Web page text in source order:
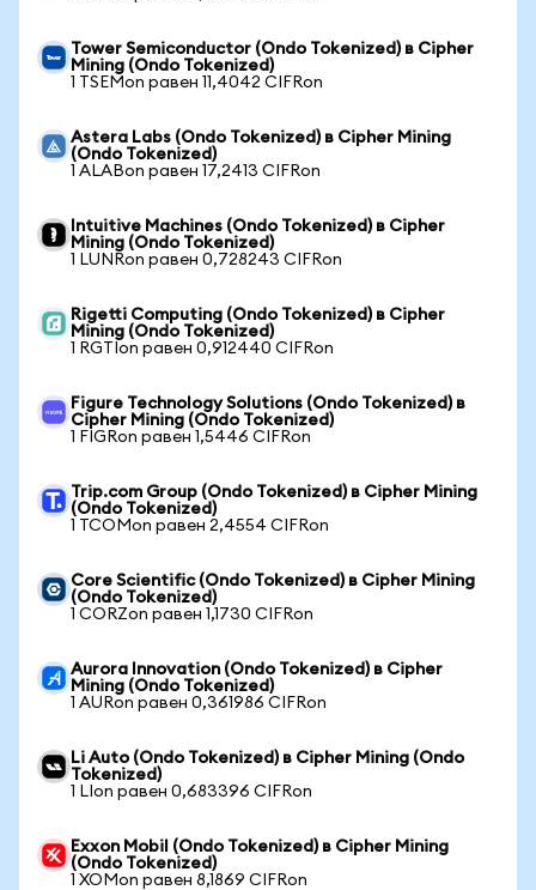
Tower Semiconductor (Ondo Tokenized) в Cipher
Mining (Ondo Tokenized)
1 TSEMon равен 11,4042 CIFRon
Astera Labs (Ondo Tokenized) в Cipher Mining
(Ondo Tokenized)
1 ALABon равен 17,2413 CIFRon
Intuitive Machines (Ondo Tokenized) в Cipher
Mining (Ondo Tokenized)
1 LUNRon равен 0,728243 CIFRon
Rigetti Computing (Ondo Tokenized) в Cipher
Mining (Ondo Tokenized)
1 RGTIon равен 0,912440 CIFRon
Figure Technology Solutions (Ondo Tokenized) в
Cipher Mining (Ondo Tokenized)
1 FIGRon равен 1,5446 CIFRon
Trip.com Group (Ondo Tokenized) в Cipher Mining
(Ondo Tokenized)
1 TCOMon равен 2,4554 CIFRon
Core Scientific (Ondo Tokenized) в Cipher Mining
(Ondo Tokenized)
1 CORZon равен 1,1730 CIFRon
Aurora Innovation (Ondo Tokenized) в Cipher
Mining (Ondo Tokenized)
1 AURon равен 0,361986 CIFRon
Li Auto (Ondo Tokenized) в Cipher Mining (Ondo
Tokenized)
1 LIon равен 0,683396 CIFRon
Exxon Mobil (Ondo Tokenized) в Cipher Mining
(Ondo Tokenized)
1 XOMon равен 8,1869 CIFRon